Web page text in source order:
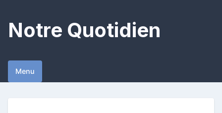
content
Notre Quotidien
Menu